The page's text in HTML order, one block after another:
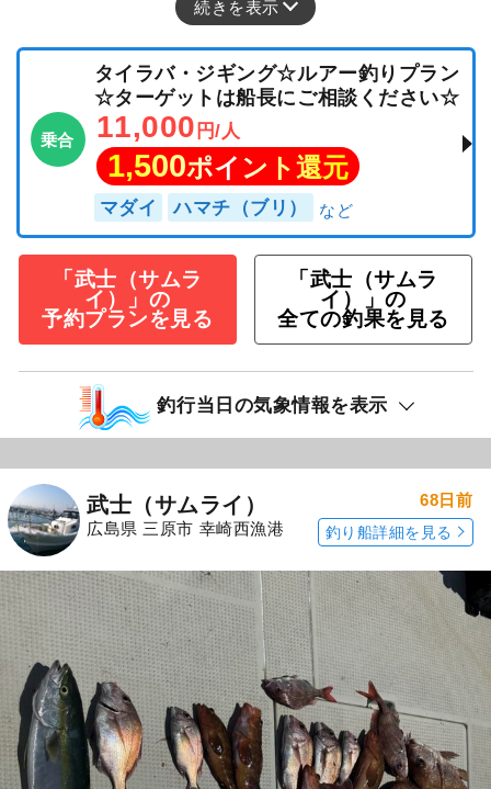
続きを表示
乗合
タイラバ・ジギング☆ルアー釣りプラン
☆ターゲットは船長にご相談ください☆
11,000 円/人
1,500ポイント還元
マダイ ハマチ（ブリ）
「武士（サムラ
イ）」の
予約プランを見る
「武士（サムラ
イ）」の
全ての釣果を見る
釣行当日の気象情報を表示
武士（サムライ）
広島県 三原市 幸崎西漁港
68日前
釣り船詳細を見る